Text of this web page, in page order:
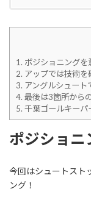
1. ポジショニングを
2. アップでは技術を
3. アングルシュート
4. 最後は3箇所から
5. 千葉ゴールキーパ
ポジショニ
今回はシュートスト
ング！